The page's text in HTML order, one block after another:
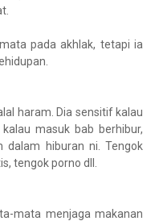
pada akhlak, tetapi ia
haram. Dia sensitif kalau
masuk bab berhibur,
dalam hiburan ni. Tengok
tengok porno dll.
mata menjaga makanan